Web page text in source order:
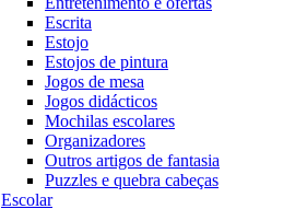
Escrita
Estojo
Estojos de pintura
Jogos de mesa
Jogos didácticos
Mochilas escolares
Organizadores
Outros artigos de fantasia
Puzzles e quebra cabeças
Escolar